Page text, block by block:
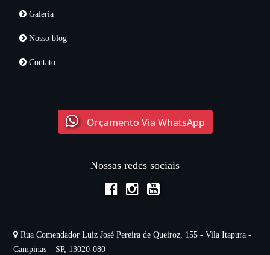
Galeria
Nosso blog
Contato
Orçamento Via WhatsApp
Nossas redes sociais
Rua Comendador Luiz José Pereira de Queiroz, 155 - Vila Itapura -
Campinas – SP, 13020-080